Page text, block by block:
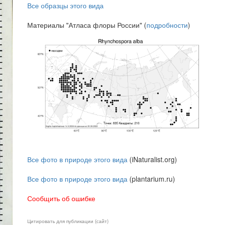
Все образцы этого вида
Материалы "Атласа флоры России" (подробности)
Все фото в природе этого вида (iNaturalist.org)
Все фото в природе этого вида (plantarium.ru)
Сообщить об ошибке
Цитировать для публикации (сайт)